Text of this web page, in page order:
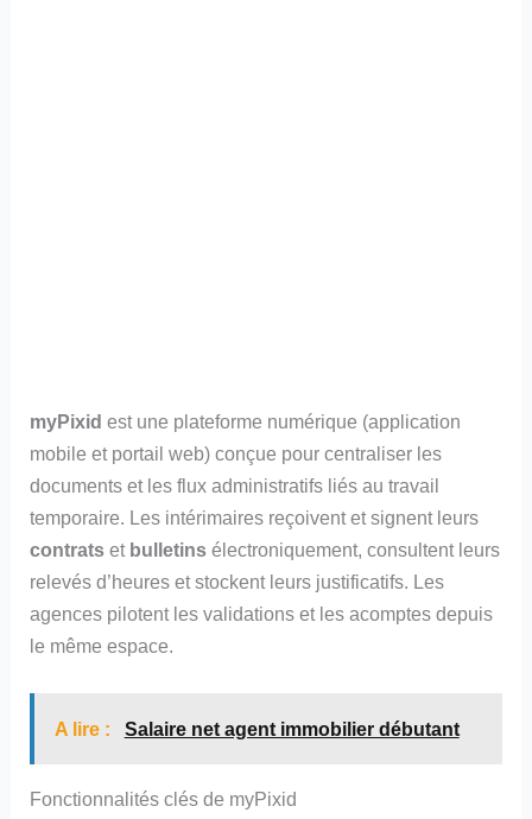
myPixid est une plateforme numérique (application
mobile et portail web) conçue pour centraliser les
documents et les flux administratifs liés au travail
temporaire. Les intérimaires reçoivent et signent leurs
contrats et bulletins électroniquement, consultent leurs
relevés d’heures et stockent leurs justificatifs. Les
agences pilotent les validations et les acomptes depuis
le même espace.
A lire : Salaire net agent immobilier débutant
Fonctionnalités clés de myPixid